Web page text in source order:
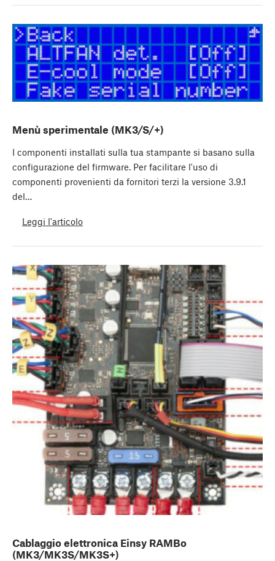
Menù sperimentale (MK3/S/+)
I componenti installati sulla tua stampante si basano sulla
configurazione del firmware. Per facilitare l'uso di
componenti provenienti da fornitori terzi la versione 3.9.1
del…
Leggi l'articolo
Cablaggio elettronica Einsy RAMBo
(MK3/MK3S/MK3S+)